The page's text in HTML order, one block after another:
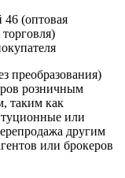
(оптовая
преобразования)
розничным
таким как
или
другим
или брокеров